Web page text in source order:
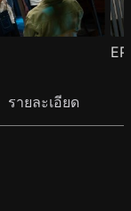
รายละเอียด